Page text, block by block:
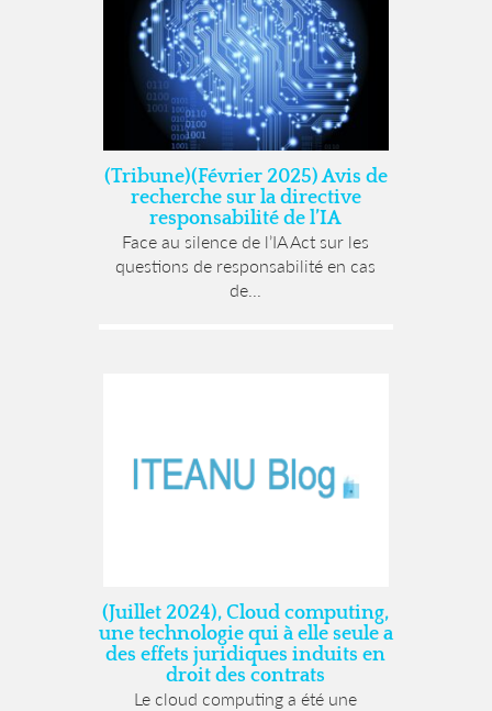
(Tribune)(Février 2025) Avis de
recherche sur la directive
responsabilité de l’IA
Face au silence de l’IA Act sur les
questions de responsabilité en cas
de...
(Juillet 2024), Cloud computing,
une technologie qui à elle seule a
des effets juridiques induits en
droit des contrats
Le cloud computing a été une